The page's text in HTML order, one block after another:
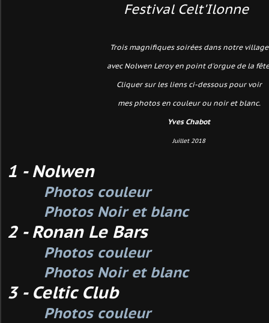
Festival Celt'Ilonne
Trois magnifiques soirées dans notre village
avec Nolwen Leroy en point d'orgue de la fête
Cliquer sur les liens ci-dessouspour voir
mes photos en couleur ou noir et blanc.
Yves Chabot
Juillet 2018
1 - Nolwen
Photos couleur
Photos Noir et blanc
2 - Ronan Le Bars
Photos couleur
Photos Noir et blanc
3 - Celtic Club
Photos couleur